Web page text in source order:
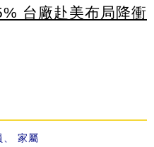
台廠赴美布局降衝
、 家屬